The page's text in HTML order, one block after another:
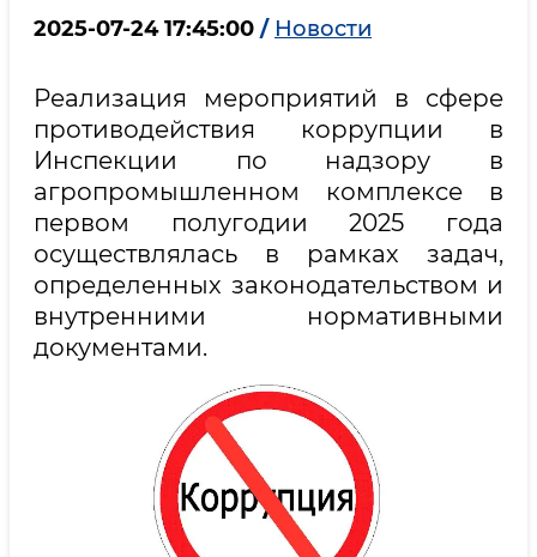
2025-07-24 17:45:00 / Новости
Реализация мероприятий в сфере
противодействия коррупции в
Инспекции по надзору в
агропромышленном комплексе в
первом полугодии 2025 года
осуществлялась в рамках задач,
определенных законодательством и
внутренними нормативными
документами.